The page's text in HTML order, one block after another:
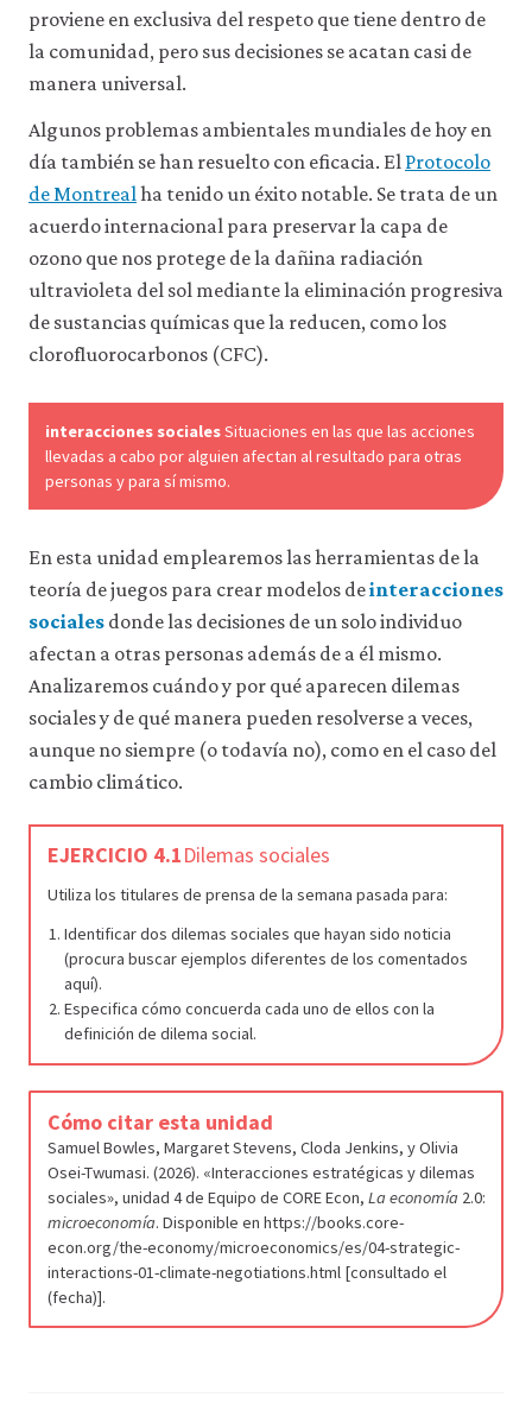
proviene en exclusiva del respeto que tiene dentro de
la comunidad, pero sus decisiones se acatan casi de
manera universal.
Algunos problemas ambientales mundiales de hoy en
día también se han resuelto con eficacia. El Protocolo
de Montrealha tenido un éxito notable. Se trata de un
acuerdo internacional para preservar la capa de
ozono que nos protege de la dañina radiación
ultravioleta del sol mediante la eliminación progresiva
de sustancias químicas que la reducen, como los
clorofluorocarbonos (CFC).
interacciones socialesSituaciones en las que las acciones
llevadas a cabo por alguien afectan al resultado para otras
personas y para sí mismo.
En esta unidad emplearemos las herramientas de la
teoría de juegos para crear modelos deinteracciones
sociales donde las decisiones de un solo individuo
afectan a otras personas además de a él mismo.
Analizaremos cuándo y por qué aparecen dilemas
sociales y de qué manera pueden resolverse a veces,
aunque no siempre (o todavía no), como en el caso del
cambio climático.
EJERCICIO 4.1Dilemas sociales
Utiliza los titulares de prensa de la semana pasada para:
Identificar dos dilemas sociales que hayan sido noticia
(procura buscar ejemplos diferentes de los comentados
aquí).
Especifica cómo concuerda cada uno de ellos con la
definición de dilema social.
Cómo citar esta unidad
Samuel Bowles, Margaret Stevens, Cloda Jenkins, y Olivia
Osei-Twumasi. (2026). «Interacciones estratégicas y dilemas
sociales», unidad 4 de Equipo de CORE Econ, La economía2.0:
microeconomía. Disponible en https://books.core-
econ.org/the-economy/microeconomics/es/04-strategic-
interactions-01-climate-negotiations.html [consultado el
(fecha)].